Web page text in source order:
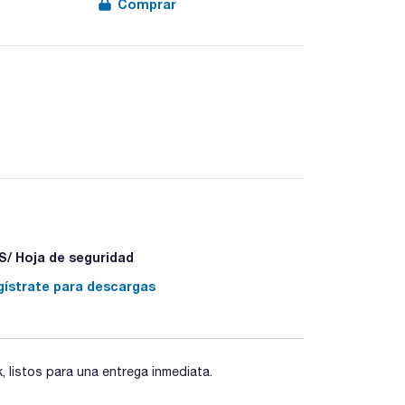
Comprar
Hoja de seguridad
para descargas
para una entrega inmediata.